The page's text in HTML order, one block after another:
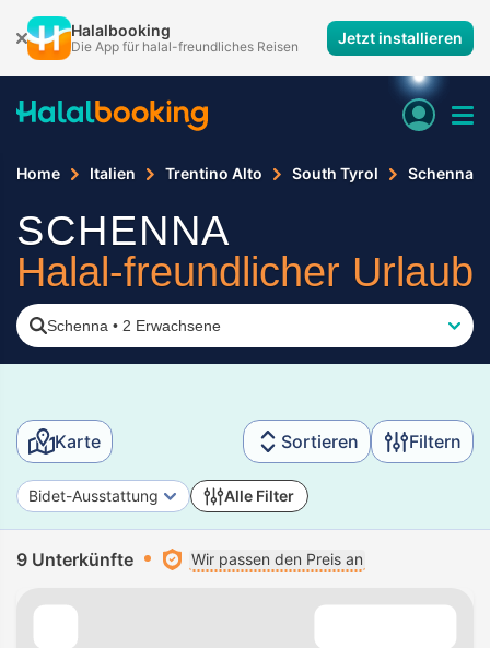
Halalbooking
Die App für halal-freundliches Reisen Jetzt installieren
Home Italien Trentino Alto South Tyrol Schenna
SCHENNA
Halal-freundlicher Urlaub
Schenna • 2 Erwachsene
Karte Sortieren Filtern
Bidet-Ausstattung Alle Filter
9 Unterkünfte Wir passen den Preis an